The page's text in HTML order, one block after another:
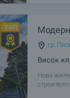
гр.
Висок
Нова